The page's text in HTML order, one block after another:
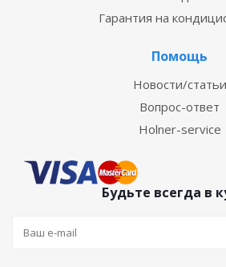
Гарантия на
Помощь
Новости/статьи
Вопрос-ответ
Holner-service
Будьте всегда в